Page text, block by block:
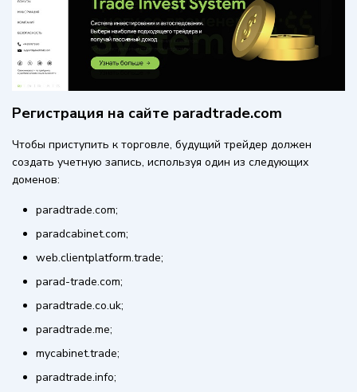
Регистрация на сайте paradtrade.com
Чтобы приступить к торговле, будущий трейдер должен
создать учетную запись, используя один из следующих
доменов:
paradtrade.com;
paradcabinet.com;
web.clientplatform.trade;
parad-trade.com;
paradtrade.co.uk;
paradtrade.me;
mycabinet.trade;
paradtrade.info;